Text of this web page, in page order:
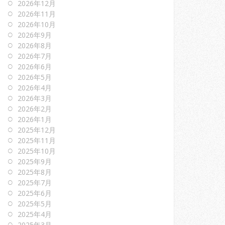
2026年12月
2026年11月
2026年10月
2026年9月
2026年8月
2026年7月
2026年6月
2026年5月
2026年4月
2026年3月
2026年2月
2026年1月
2025年12月
2025年11月
2025年10月
2025年9月
2025年8月
2025年7月
2025年6月
2025年5月
2025年4月